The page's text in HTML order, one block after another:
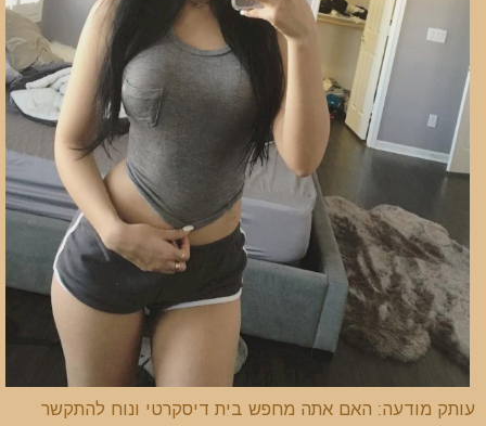
עותק מודעה: האם אתה מחפש בית דיסקרטי ונוח להתקשר